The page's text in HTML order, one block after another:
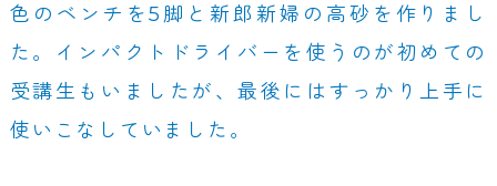
色のベンチを5脚と新郎新婦の高砂を作りまし
た。インパクトドライバーを使うのが初めての
受講生もいましたが、最後にはすっかり上手に
使いこなしていました。